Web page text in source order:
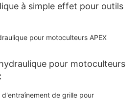
à simple effet pour outils
pour motoculteurs